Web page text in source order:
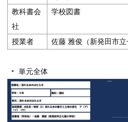
教科書会
社
学校図書
授業者 佐藤 雅俊（新発田市立
単元全体